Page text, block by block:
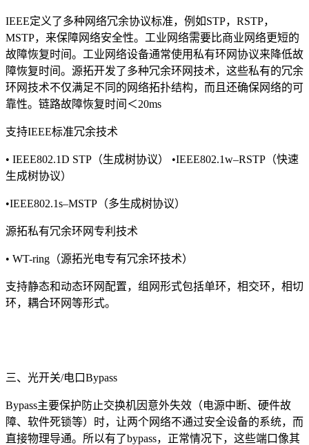
IEEE定义了多种网络冗余协议标准，例如STP，RSTP，
MSTP，来保障网络安全性。工业网络需要比商业网络更短的
故障恢复时间。工业网络设备通常使用私有环网协议来降低故
障恢复时间。源拓开发了多种冗余环网技术，这些私有的冗余
环网技术不仅满足不同的网络拓扑结构，而且还确保网络的可
靠性。链路故障恢复时间＜20ms
支持IEEE标准冗余技术
• IEEE802.1D STP（生成树协议） •IEEE802.1w–RSTP（快速
生成树协议）
•IEEE802.1s–MSTP（多生成树协议）
源拓私有冗余环网专利技术
• WT-ring（源拓光电专有冗余环技术）
支持静态和动态环网配置，组网形式包括单环，相交环，相切
环，耦合环网等形式。
三、光开关/电口Bypass
Bypass主要保护防止交换机因意外失效（电源中断、硬件故
障、软件死锁等）时，让两个网络不通过安全设备的系统，而
直接物理导通。所以有了bypass，正常情况下，这些端口像其